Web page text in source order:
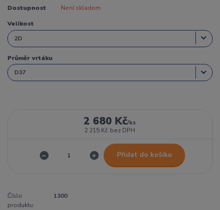
Dostupnost Není skladem
Velikost
Průměr vrtáku
2 680 Kč/ks
2 215 Kč bez DPH
Přidat do košíku
Číslo
produktu:
1300